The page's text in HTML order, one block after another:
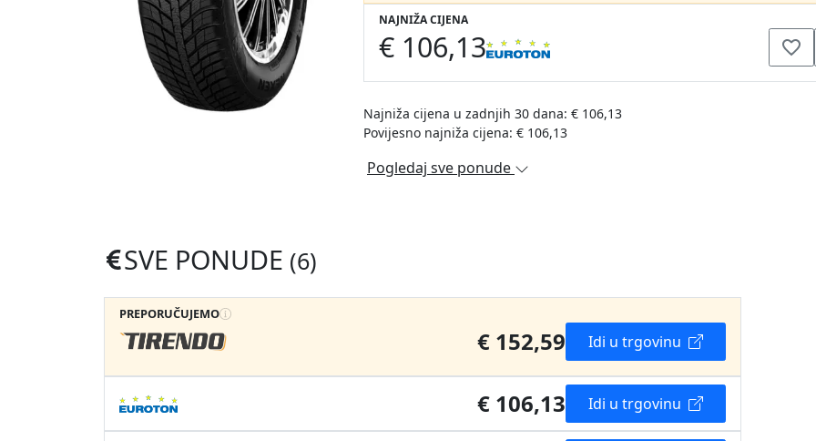
NAJNIŽA CIJENA
€ 106,13
Najniža cijena u zadnjih 30 dana: € 106,13
Povijesno najniža cijena: € 106,13
Pogledaj sve ponude
SVE PONUDE (6)
PREPORUČUJEMO
€ 152,59 Idi u trgovinu
€ 106,13 Idi u trgovinu